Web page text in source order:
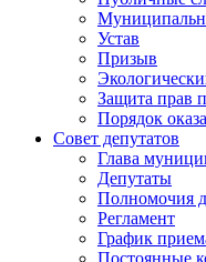
Устав
Призыв
Защита прав
Порядок
Совет депутатов
Глава
Депутаты
Полномочия
Регламент
График
Постоянные